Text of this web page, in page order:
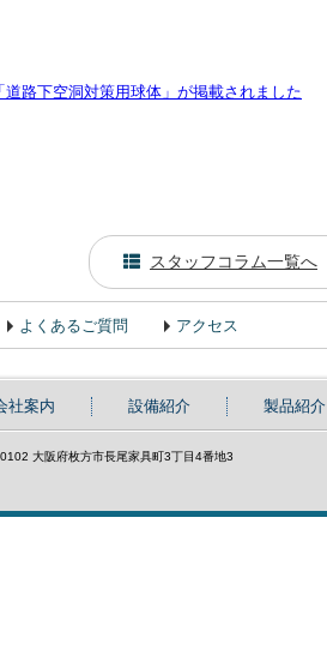
道路下空洞対策用球体」が掲載されました
スタッフコラム一覧へ
よくあるご質問 アクセス
社案内 設備紹介 製品紹介
大阪府枚方市長尾家具町3丁目4番地3